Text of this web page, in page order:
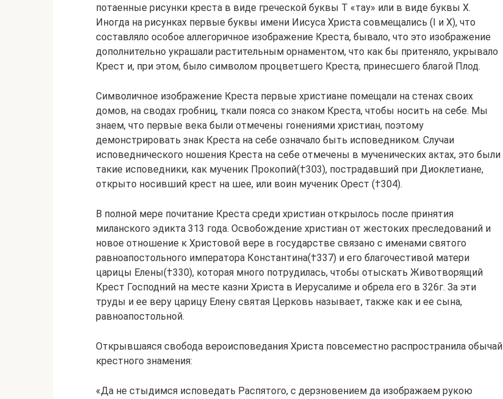
потаенные рисунки креста в виде греческой буквы Т «тау» или в виде буквы Х.
Иногда на рисунках первые буквы имени Иисуса Христа совмещались (I и X), что
составляло особое аллегоричное изображение Креста, бывало, что это изображение
дополнительно украшали растительным орнаментом, что как бы притеняло, укрывало
Крест и, при этом, было символом процветшего Креста, принесшего благой Плод.
Символичное изображение Креста первые христиане помещали на стенах своих
домов, на сводах гробниц, ткали пояса со знаком Креста, чтобы носить на себе. Мы
знаем, что первые века были отмечены гонениями христиан, поэтому
демонстрировать знак Креста на себе означало быть исповедником. Случаи
исповеднического ношения Креста на себе отмечены в мученических актах, это были
такие исповедники, как мученик Прокопий(†303), пострадавший при Диоклетиане,
открыто носивший крест на шее, или воин мученик Орест (†304).
В полной мере почитание Креста среди христиан открылось после принятия
миланского эдикта 313 года. Освобождение христиан от жестоких преследований и
новое отношение к Христовой вере в государстве связано с именами святого
равноапостольного императора Константина(†337) и его благочестивой матери
царицы Елены(†330), которая много потрудилась, чтобы отыскать Животворящий
Крест Господний на месте казни Христа в Иерусалиме и обрела его в 326г. За эти
труды и ее веру царицу Елену святая Церковь называет, также как и ее сына,
равноапостольной.
Открывшаяся свобода вероисповедания Христа повсеместно распространила обычай
крестного знамения:
«Да не стыдимся исповедать Распятого, с дерзновением да изображаем рукою